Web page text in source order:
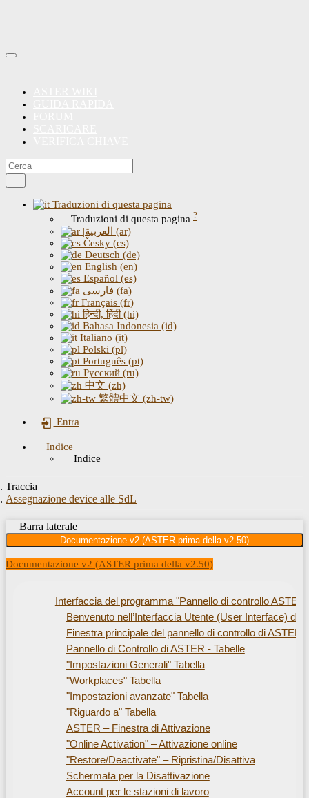
Traduzioni di questa pagina
Traduzioni di questa pagina ?
|العربية (ar)
Česky (cs)
Deutsch (de)
English (en)
Español (es)
فارسی (fa)
Français (fr)
हिन्दी, हिंदी (hi)
Bahasa Indonesia (id)
Italiano (it)
Polski (pl)
Português (pt)
Русский (ru)
中文 (zh)
繁體中文 (zh-tw)
Entra
Indice
Indice
Traccia
Assegnazione device alle SdL
Barra laterale
Documentazione v2 (ASTER prima della v2.50)
Documentazione v2 (ASTER prima della v2.50)
Interfaccia del programma "Pannello di controllo ASTER"
Benvenuto nell’Interfaccia Utente (User Interface) di
Finestra principale del pannello di controllo di ASTER
Pannello di Controllo di ASTER - Tabelle
"Impostazioni Generali" Tabella
"Workplaces" Tabella
"Impostazioni avanzate" Tabella
"Riguardo a" Tabella
ASTER – Finestra di Attivazione
"Online Activation" – Attivazione online
"Restore/Deactivate" – Ripristina/Disattiva
Schermata per la Disattivazione
Account per le stazioni di lavoro